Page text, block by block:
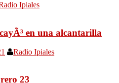
Ipiales
en una alcantarilla
Radio Ipiales
23